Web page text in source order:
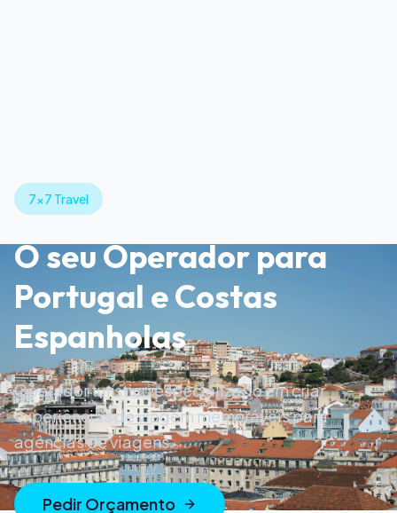
7x7 Travel
O seu Operador para
Portugal e Costas
Espanholas
Operador turístico especializado em criar
experiências de viagem memoráveis para
agências de viagens.
Pedir Orçamento